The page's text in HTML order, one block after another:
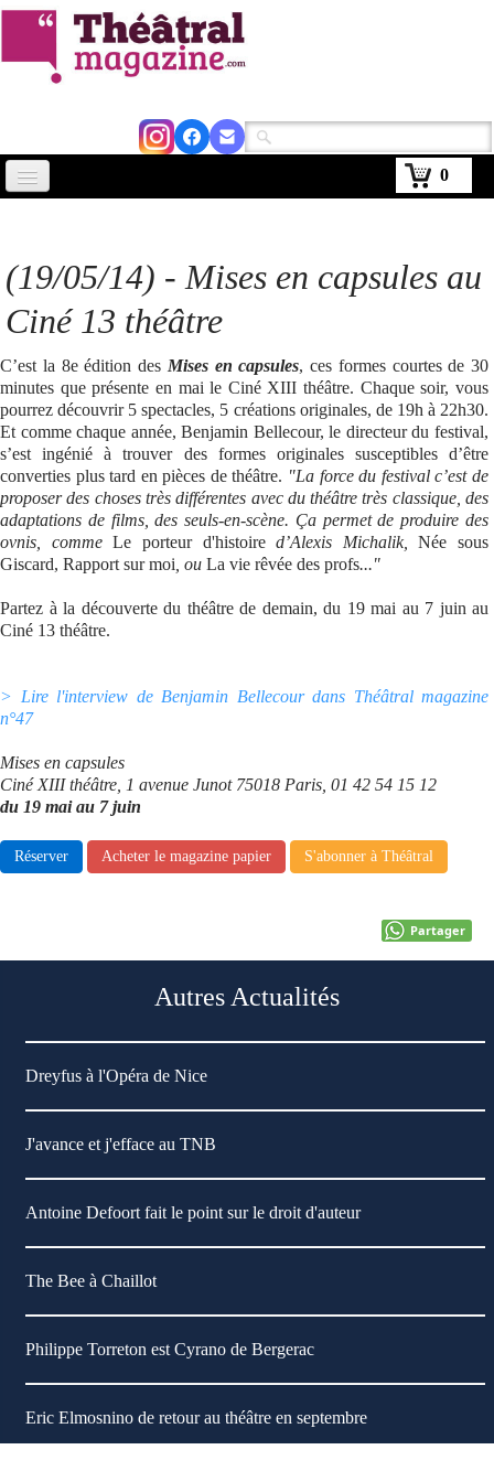
0
Agenda
Kiosque
Abonnement▼
Se connecter
(19/05/14) - Mises en capsules au
Ciné 13 théâtre
C’est la 8e édition des Mises en capsules, ces formes courtes de 30
minutes que présente en mai le Ciné XIII théâtre. Chaque soir, vous
pourrez découvrir 5 spectacles, 5 créations originales, de 19h à 22h30.
Et comme chaque année, Benjamin Bellecour, le directeur du festival,
s’est ingénié à trouver des formes originales susceptibles d’être
converties plus tard en pièces de théâtre. "La force du festival c’est de
proposer des choses très différentes avec du théâtre très classique, des
adaptations de films, des seuls-en-scène. Ça permet de produire des
ovnis, commeLe porteur d'histoired’Alexis Michalik,Née sous
Giscard, Rapport sur moi , ou La vie rêvée des profs..."
Partez à la découverte du théâtre de demain, du 19 mai au 7 juin au
Ciné 13 théâtre.
> Lire l'interview de Benjamin Bellecour dans Théâtral magazine
n°47
Mises en capsules
Ciné XIII théâtre, 1 avenue Junot 75018 Paris, 01 42 54 15 12
du 19 mai au 7 juin
Réserver Acheter le magazine papier S'abonner à Théâtral
Partager
Autres Actualités
Dreyfus à l'Opéra de Nice
J'avance et j'efface au TNB
Antoine Defoort fait le point sur le droit d'auteur
The Bee à Chaillot
Philippe Torreton est Cyrano de Bergerac
Eric Elmosnino de retour au théâtre en septembre